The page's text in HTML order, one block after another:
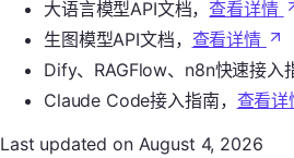
大语言模型API文档，查看详情
生图模型API文档， 查看详情
Dify、RAGFlow、n8n快速接入
Claude Code接入指南， 查看详
Last updated on August 4, 2026